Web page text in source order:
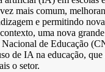
mais comum,
e permitindo
uma nova
de Educação
de IA na educação, que
o setor.